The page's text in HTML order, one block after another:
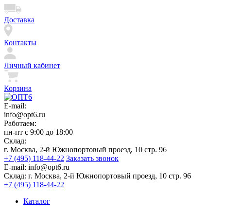
Доставка
Контакты
Личный кабинет
Корзина
E-mail:
info@opt6.ru
Работаем:
пн-пт с 9:00 до 18:00
Склад:
г. Москва, 2-й Южнопортовый проезд, 10 стр. 96
+7 (495) 118-44-22 Заказать звонок
E-mail: info@opt6.ru
Склад: г. Москва, 2-й Южнопортовый проезд, 10 стр. 96
+7 (495) 118-44-22
Каталог